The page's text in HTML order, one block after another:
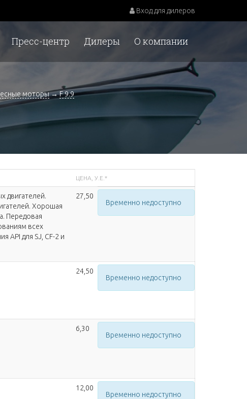
Вход для дилеров
О компании
Дилеры
Пресс-центр
моторы→F 9.9
ЦЕНА, У.Е.*
двигателей.
Хорошая
Передовая
всех
API для SJ, CF-2 и
27,50
Временно недоступно
24,50
Временно недоступно
6,30
Временно недоступно
12,00
Временно недоступно